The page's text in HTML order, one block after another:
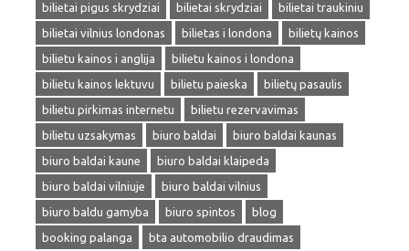
bilietai pigus skrydziai
bilietai skrydziai
bilietai traukiniu
bilietai vilnius londonas
bilietas i londona
bilietų kainos
bilietu kainos i anglija
bilietu kainos i londona
bilietu kainos lektuvu
bilietu paieska
bilietų pasaulis
bilietu pirkimas internetu
bilietu rezervavimas
bilietu uzsakymas
biuro baldai
biuro baldai kaunas
biuro baldai kaune
biuro baldai klaipeda
biuro baldai vilniuje
biuro baldai vilnius
biuro baldu gamyba
biuro spintos
blog
booking palanga
bta automobilio draudimas